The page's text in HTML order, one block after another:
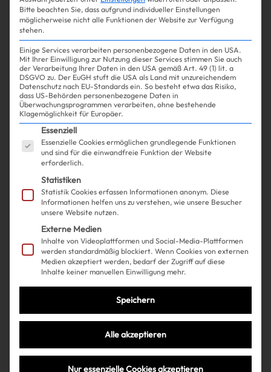
Shopping Fashion
Stop everything: DAS ist der
beste Luxus-Sale aller Zeiten
Mehr lesen
Bitte beachten Sie, dass aufgrund individueller Einstellungen
möglicherweise nicht alle Funktionen der Website zur Verfügung
stehen.
Einige Services verarbeiten personenbezogene Daten in den USA.
Mit Ihrer Einwilligung zur Nutzung dieser Services stimmen Sie auch
der Verarbeitung Ihrer Daten in den USA gemäß Art. 49 (1) lit. a
DSGVO zu. Der EuGH stuft die USA als Land mit unzureichendem
Datenschutz nach EU-Standards ein. So besteht etwa das Risiko,
dass US-Behörden personenbezogene Daten in
Überwachungsprogrammen verarbeiten, ohne bestehende
Klagemöglichkeit für Europäer.
Es folgt eine Liste der Service-Gruppen, für die
Essenziell
Essenzielle Cookies ermöglichen grundlegende Funktionen
und sind für die einwandfreie Funktion der Website
erforderlich.
Statistiken
Statistik Cookies erfassen Informationen anonym. Diese
Informationen helfen uns zu verstehen, wie unsere Besucher
unsere Website nutzen.
Externe Medien
Inhalte von Videoplattformen und Social-Media-Plattformen
werden standardmäßig blockiert. Wenn Cookies von externen
Medien akzeptiert werden, bedarf der Zugriff auf diese
Inhalte keiner manuellen Einwilligung mehr.
Speichern
Alle akzeptieren
Nur essenzielle Cookies akzeptieren